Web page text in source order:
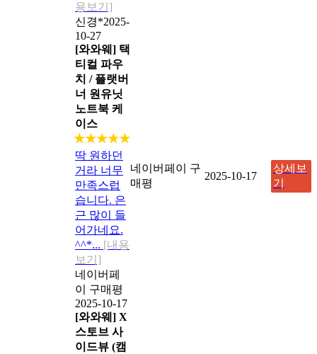
용보기]
신경*2025-
10-27
[와와웨] 택
티컬 파우
치 / 플랫버
너 원유닛
노트북 케
이스
★★★★★
딱 원하던
거라 너무
만족스럽
습니다. 은
근 많이 들
어가네요.
^^*... [내용
보기]
네이버페
이 구매평
2025-10-17
네이버페이 구
매평
2025-10-17
상세보
기
[와와웨] X
스토브 사
이드뷰 (캠